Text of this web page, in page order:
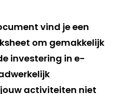
vind je een
om gemakkelijk
investering in e-
activiteiten niet